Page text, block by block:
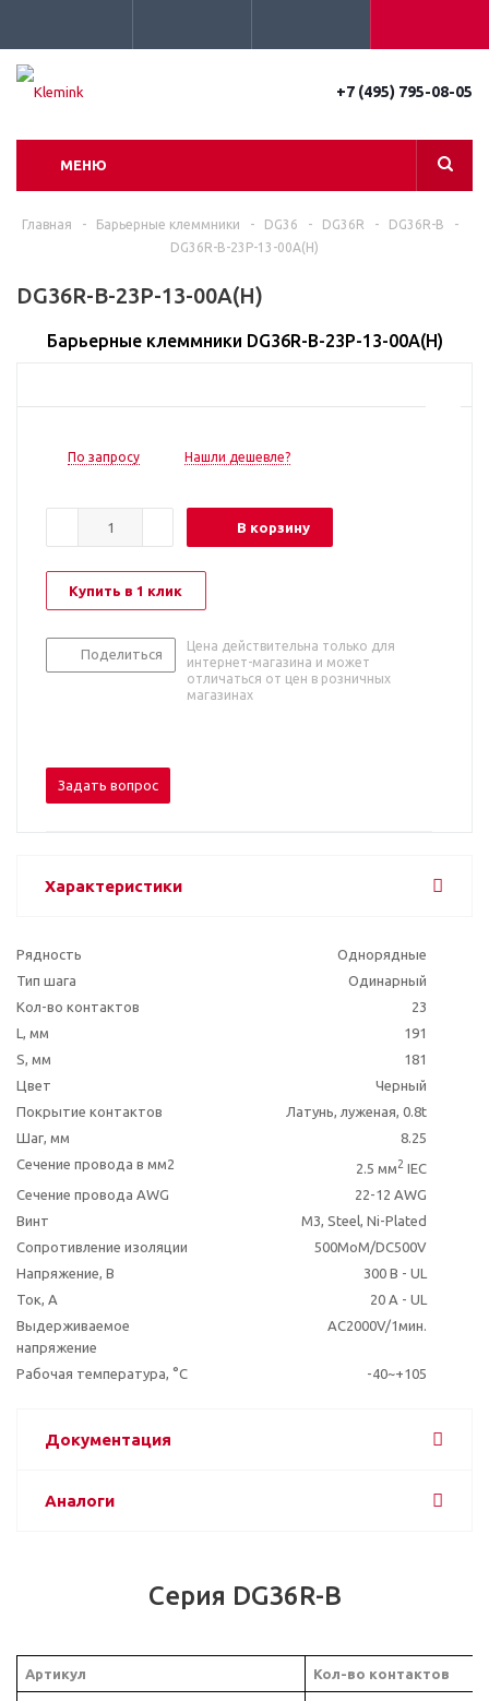
+7 (495) 795-08-05
МЕНЮ
Главная - Барьерные клеммники - DG36 - DG36R - DG36R-B
-
DG36R-B-23P-13-00A(H)
DG36R-B-23P-13-00A(H)
Барьерные клеммники DG36R-B-23P-13-00A(H)
По запросу Нашли дешевле?
В корзину
Купить в 1 клик
Поделиться
Цена действительна только для
интернет-магазина и может
отличаться от цен в розничных
магазинах
Задать вопрос
Характеристики
Рядность
Однорядные
Тип шага
Одинарный
Кол-во контактов
23
L, мм
191
S, мм
181
Цвет
Черный
Покрытие контактов
Латунь, луженая, 0.8t
Шаг, мм
8.25
Сечение провода в мм2
2.5 мм2 IEC
Сечение провода AWG
22-12 AWG
Винт
M3, Steel, Ni-Plated
Сопротивление изоляции
500MoM/DC500V
Напряжение, В
300 В - UL
Ток, А
20 A - UL
Выдерживаемое
напряжение
AC2000V/1мин.
Рабочая температура, °C -40~+105
Документация
Аналоги
Серия DG36R-B
Артикул Кол-во контактов